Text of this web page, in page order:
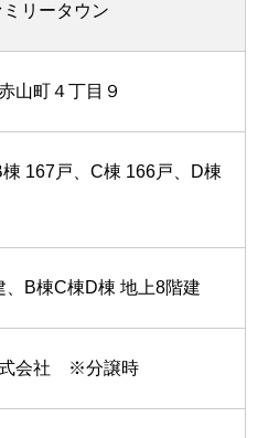
リータウン
山町４丁目９
167戸、C棟 166戸、D棟
、B棟C棟D棟 地上8階建
式会社 ※分譲時